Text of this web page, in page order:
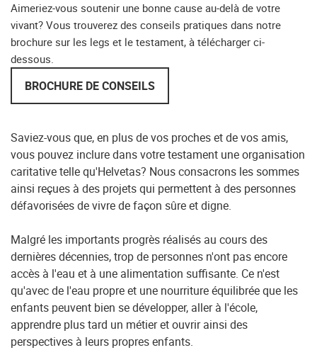
Aimeriez-vous soutenir une bonne cause au-delà de votre
vivant? Vous trouverez des conseils pratiques dans notre
brochure sur les legs et le testament, à télécharger ci-
dessous.
BROCHURE DE CONSEILS
Saviez-vous que, en plus de vos proches et de vos amis,
vous pouvez inclure dans votre testament une organisation
caritative telle qu'Helvetas? Nous consacrons les sommes
ainsi reçues à des projets qui permettent à des personnes
défavorisées de vivre de façon sûre et digne.
Malgré les importants progrès réalisés au cours des
dernières décennies, trop de personnes n'ont pas encore
accès à l'eau et à une alimentation suffisante. Ce n'est
qu'avec de l'eau propre et une nourriture équilibrée que les
enfants peuvent bien se développer, aller à l'école,
apprendre plus tard un métier et ouvrir ainsi des
perspectives à leurs propres enfants.